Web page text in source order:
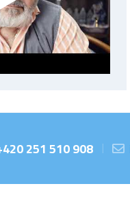
251 510 908 |